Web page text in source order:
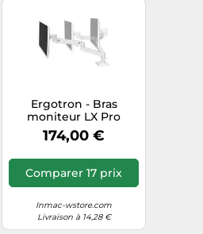
Ergotron - Bras
moniteur LX Pro
Premium amélioré -
Support bureau, écran
75/100
174,00 €
Comparer 17 prix
Inmac-wstore.com
Livraison à 14,28 €